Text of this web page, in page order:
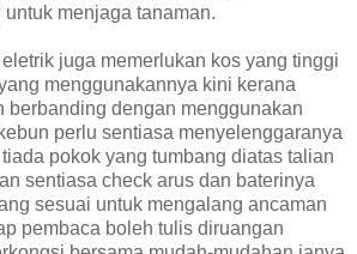
menjaga tanaman.
juga memerlukan kos yang tinggi
menggunakannya kini kerana
berbanding dengan menggunakan
perlu sentiasa menyelenggaranya
pokok yang tumbang diatas talian
sentiasa check arus dan baterinya
sesuai untuk mengalang ancaman
pembaca boleh tulis diruangan